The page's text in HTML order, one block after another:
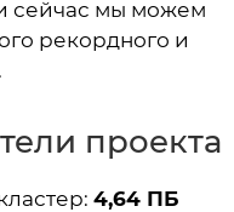
сейчас мы можем
рекордного и
проекта
4,64 ПБ